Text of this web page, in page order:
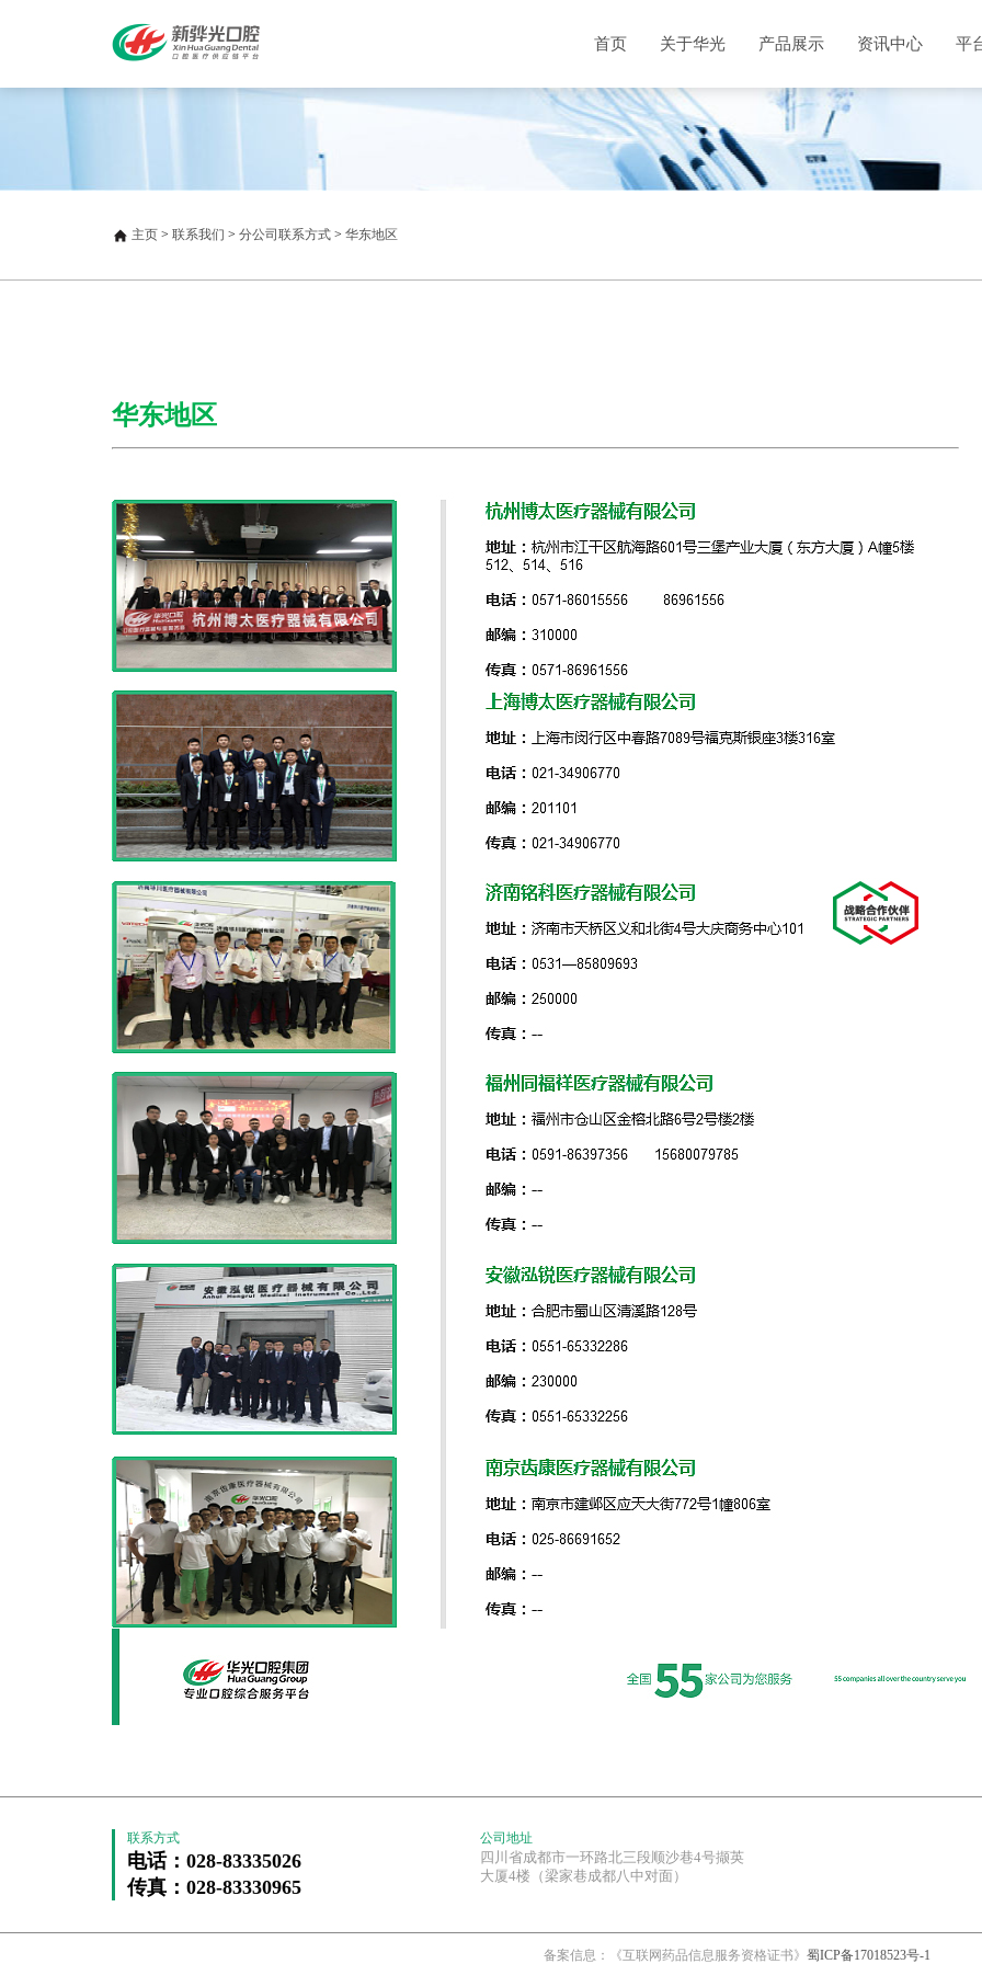
首页 关于华光 产品展示 资讯中心 平
主页 > 联系我们 > 分公司联系方式 > 华东地区
华东地区
联系方式
电话：028-83335026
传真：028-83330965
公司地址
四川省成都市一环路北三段顺沙巷4号撷英
大厦4楼（梁家巷成都八中对面）
备案信息：《互联网药品信息服务资格证书》 蜀ICP备17018523号-1